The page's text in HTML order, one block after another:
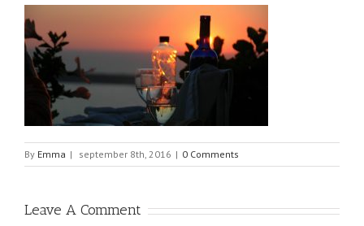
By Emma | september 8th, 2016 | 0 Comments
Leave A Comment